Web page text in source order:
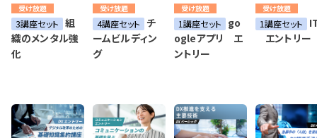
受け放題
3講座セット 組
織のメンタル強
化
受け放題
4講座セット チ
ームビルディン
グ
受け放題
1講座セット go
ogleアプリ エ
ントリー
受け放題
1講座セット
エントリー